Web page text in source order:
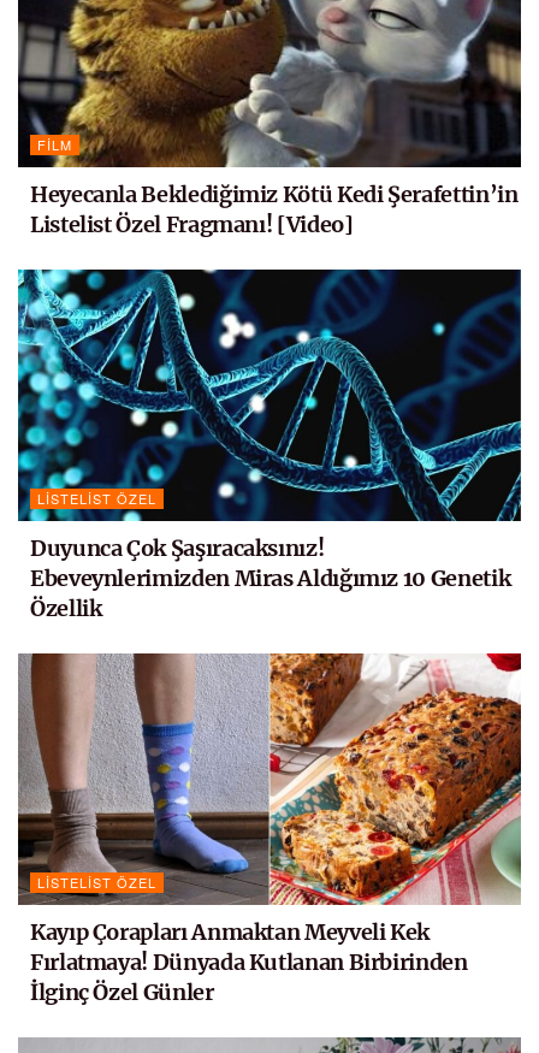
FILM
Heyecanla Beklediğimiz Kötü Kedi Şerafettin’in
Listelist Özel Fragmanı! [Video]
LISTELIST ÖZEL
Duyunca Çok Şaşıracaksınız!
Ebeveynlerimizden Miras Aldığımız 10 Genetik
Özellik
LISTELIST ÖZEL
Kayıp Çorapları Anmaktan Meyveli Kek
Fırlatmaya! Dünyada Kutlanan Birbirinden
İlginç Özel Günler